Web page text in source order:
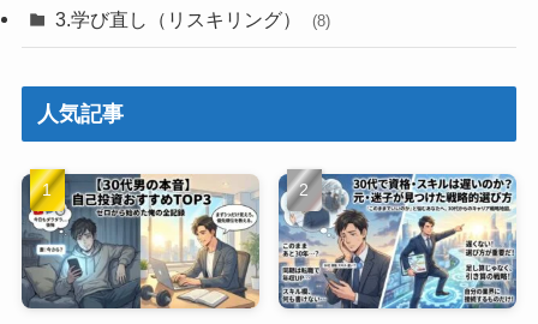
3.学び直し（リスキリング） (8)
人気記事